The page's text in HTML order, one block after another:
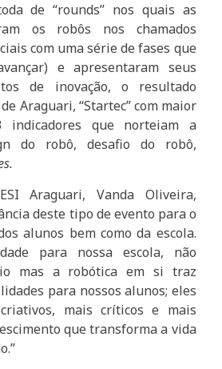
de “rounds” nos quais as
os robôs nos chamados
com uma série de fases que
e apresentaram seus
de inovação, o resultado
Araguari, “Startec” com maior
indicadores que norteiam a
do robô, desafio do robô,
Araguari, Vanda Oliveira,
deste tipo de evento para o
alunos bem como da escola.
para nossa escola, não
mas a robótica em si traz
para nossos alunos; eles
mais críticos e mais
que transforma a vida